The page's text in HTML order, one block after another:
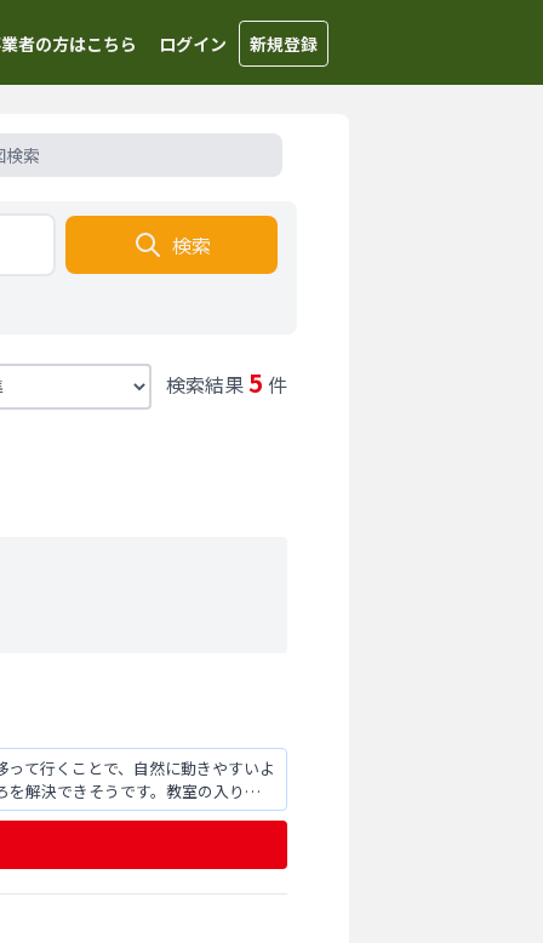
者の方はこちら ログイン 新規登録
検索
検索
検索結果5 件
て行くことで、自然に動きやすいよ
解決できそうです。教室の入り口